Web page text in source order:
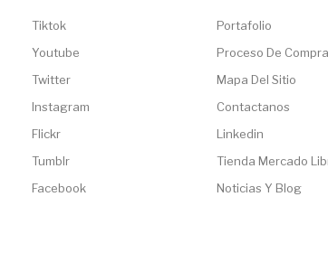
Tiktok
Youtube
Twitter
Instagram
Flickr
Tumblr
Facebook
Portafolio
Proceso De Compra
Mapa Del Sitio
Contactanos
Linkedin
Tienda Mercado
Noticias Y Blog